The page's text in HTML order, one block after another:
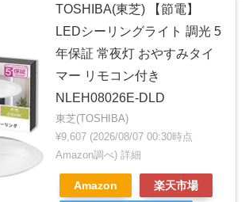
TOSHIBA(東芝) 【節電】
LEDシーリングライト 調光 5
年保証 常夜灯 おやすみタイ
マー リモコン付き
NLEH08026E-DLD
東芝(TOSHIBA)
¥9,607 (2026/08/07 00:30時点
Amazon調べ) 詳細
Amazon 楽天市場